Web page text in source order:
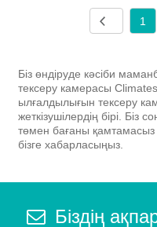
1
Біз өндіруде кәсіби
тексеру камерасы
ылғалдылығын тексеру
жеткізушілердің бірі.
төмен бағаны қамтамасыз
бізге хабарласыңыз.
Біздің